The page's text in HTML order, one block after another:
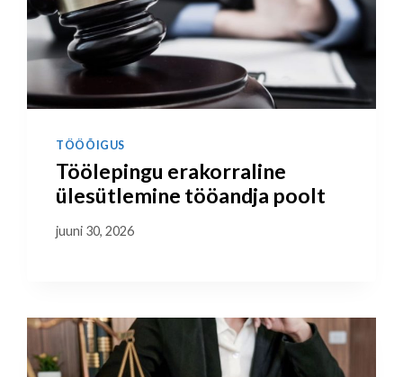
TÖÖÕIGUS
Töölepingu erakorraline
ülesütlemine tööandja poolt
juuni 30, 2026